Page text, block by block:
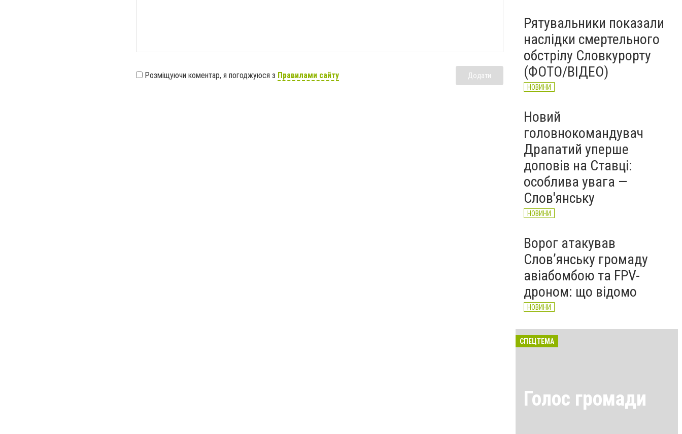
Розміщуючи коментар, я погоджуюся з Правилами сайту Додати
Рятувальники показали
наслідки смертельного
обстрілу Словкурорту
(ФОТО/ВІДЕО)
НОВИНИ
Новий
головнокомандувач
Драпатий уперше
доповів на Ставці:
особлива увага —
Слов'янську
НОВИНИ
Ворог атакував
Слов’янську громаду
авіабомбою та FPV-
дроном: що відомо
НОВИНИ
СПЕЦТЕМА
Голос громади